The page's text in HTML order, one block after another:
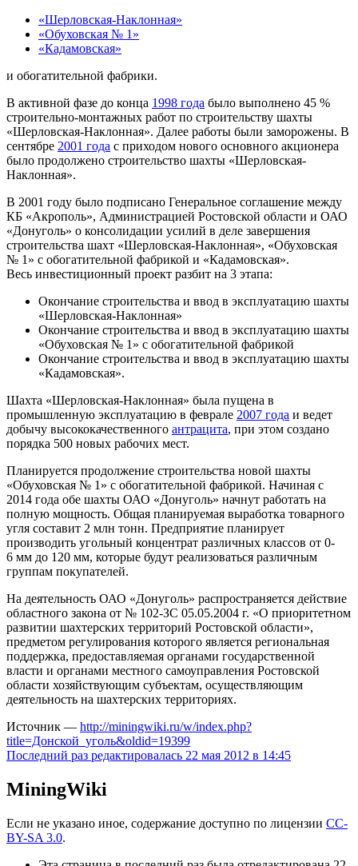
«Шерловская-Наклонная»
«Обуховская № 1»
«Кадамовская»
и обогатительной фабрики.
В активной фазе до конца 1998 года было выполнено 45 %
строительно-монтажных работ по строительству шахты
«Шерловская-Наклонная». Далее работы были заморожены. В
сентябре 2001 года с приходом нового основного акционера
было продолжено строительство шахты «Шерловская-
Наклонная».
В 2001 году было подписано Генеральное соглашение между
КБ «Акрополь», Администрацией Ростовской области и ОАО
«Донуголь» о консолидации усилий в деле завершения
строительства шахт «Шерловская-Наклонная», «Обуховская
№ 1» с обогатительной фабрикой и «Кадамовская».
Весь инвестиционный проект разбит на 3 этапа:
Окончание строительства и ввод в эксплуатацию шахты
«Шерловская-Наклонная»
Окончание строительства и ввод в эксплуатацию шахты
«Обуховская № 1» с обогатительной фабрикой
Окончание строительства и ввод в эксплуатацию шахты
«Кадамовская».
Шахта «Шерловская-Наклонная» была пущена в
промышленную эксплуатацию в феврале 2007 года и ведет
добычу высококачественного антрацита, при этом создано
порядка 500 новых рабочих мест.
Планируется продолжение строительства новой шахты
«Обуховская № 1» с обогатительной фабрикой. Начиная с
2014 года обе шахты ОАО «Донуголь» начнут работать на
полную мощность. Общая планируемая выработка товарного
угля составит 2 млн тонн. Предприятие планирует
производить угольный концентрат различных классов от 0-
6 мм до 120 мм, которые будут реализоваться различным
группам покупателей.
На деятельность ОАО «Донуголь» распространяется действие
областного закона от № 102-ЗС 05.05.2004 г. «О приоритетном
развитии шахтерских территорий Ростовской области»,
предметом регулирования которого является региональная
поддержка, предоставляемая органами государственной
власти и органами местного самоуправления Ростовской
области хозяйствующим субъектам, осуществляющим
деятельность на шахтерских территориях.
Источник — http://miningwiki.ru/w/index.php?
title=Донской_уголь&oldid=19399
Последний раз редактировалась 22 мая 2012 в 14:45
MiningWiki
Если не указано иное, содержание доступно по лицензии CC-
BY-SA 3.0.